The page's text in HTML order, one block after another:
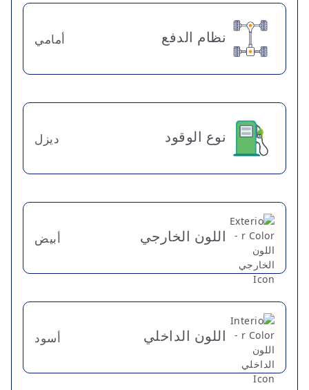
نظام الدفع أمامي
نوع الوقود ديزل
اللون الخارجي أبيض
اللون الداخلي أسود